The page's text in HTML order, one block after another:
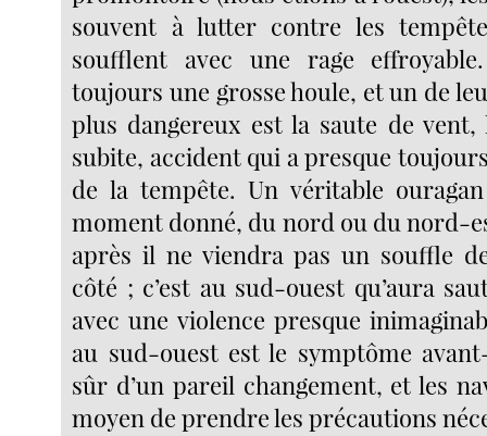
souvent à lutter contre les
soufflent avec une rage
toujours une grosse houle, et un de
plus dangereux est la saute de
subite, accident qui a presque
de la tempête. Un véritable
moment donné, du nord ou du nord-
après il ne viendra pas un souffle
côté ; c’est au sud-ouest qu’aura
avec une violence presque
au sud-ouest est le symptôme
sûr d’un pareil changement, et les
moyen de prendre les précautions